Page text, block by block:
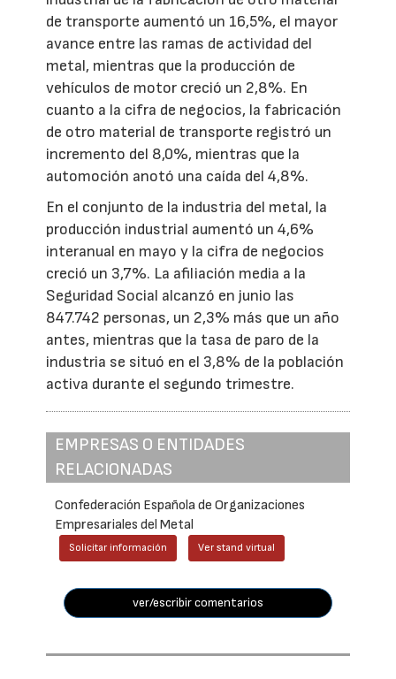
de transporte aumentó un 16,5%, el mayor
avance entre las ramas de actividad del
metal, mientras que la producción de
vehículos de motor creció un 2,8%. En
cuanto a la cifra de negocios, la fabricación
de otro material de transporte registró un
incremento del 8,0%, mientras que la
automoción anotó una caída del 4,8%.
En el conjunto de la industria del metal, la
producción industrial aumentó un 4,6%
interanual en mayo y la cifra de negocios
creció un 3,7%. La afiliación media a la
Seguridad Social alcanzó en junio las
847.742 personas, un 2,3% más que un año
antes, mientras que la tasa de paro de la
industria se situó en el 3,8% de la población
activa durante el segundo trimestre.
EMPRESAS O ENTIDADES
RELACIONADAS
Confederación Española de Organizaciones
Empresariales del Metal
Solicitar información Ver stand virtual
ver/escribir comentarios